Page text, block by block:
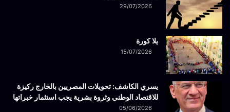
29/07/2026
يلا كورة
15/07/2026
يسري الكاشف: تحويلات المصريين بالخارج ركيزة
للاقتصاد الوطني وثروة بشرية يجب استثمار خبراتها
05/06/2026